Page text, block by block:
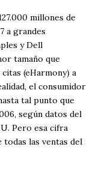
millones de
a grandes
y Dell
tamaño que
(eHarmony) a
el consumidor
tal punto que
según datos del
Pero esa cifra
las ventas del